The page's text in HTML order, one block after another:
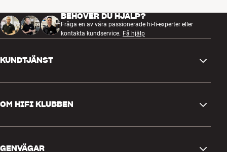
BEHÖVER DU HJÄLP?
Fråga en av våra passionerade hi-fi-experter eller
kontakta kundservice. Få hjälp
KUNDTJÄNST
Retur och reklamation
Ångra beställning
OM HIFI KLUBBEN
GENVÄGAR